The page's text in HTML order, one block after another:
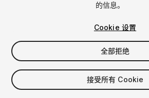
$9.99
增值税将在结算时计算
的信息。
Cookie 设置
全部拒绝
接受所有 Cookie